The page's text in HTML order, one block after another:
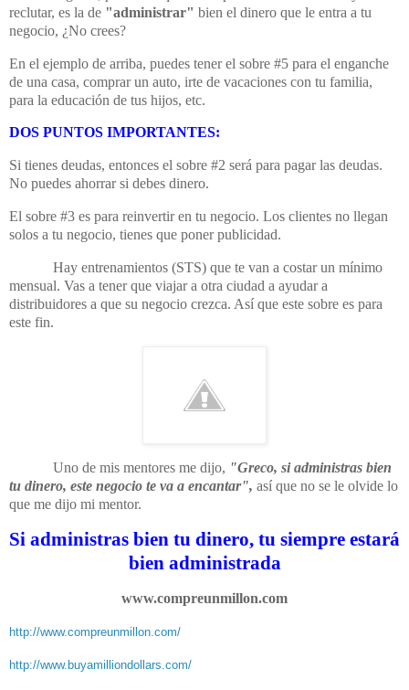
reclutar, es la de "administrar" bien el dinero que le entra a tu
negocio, ¿No crees?
En el ejemplo de arriba, puedes tener el sobre #5 para el enganche
de una casa, comprar un auto, irte de vacaciones con tu familia,
para la educación de tus hijos, etc.
DOS PUNTOS IMPORTANTES:
Si tienes deudas, entonces el sobre #2 será para pagar las deudas.
No puedes ahorrar si debes dinero.
El sobre #3 es para reinvertir en tu negocio. Los clientes no llegan
solos a tu negocio, tienes que poner publicidad.
Hay entrenamientos (STS) que te van a costar un mínimo
mensual. Vas a tener que viajar a otra ciudad a ayudar a
distribuidores a que su negocio crezca. Así que este sobre es para
este fin.
Uno de mis mentores me dijo, "Greco, si administras bien
tu dinero, este negocio te va a encantar", así que no se le olvide lo
que me dijo mi mentor.
Si administras bien tu dinero, tu siempre estará
bien administrada
www.compreunmillon.com
http://www.compreunmillon.com/
http://www.buyamilliondollars.com/